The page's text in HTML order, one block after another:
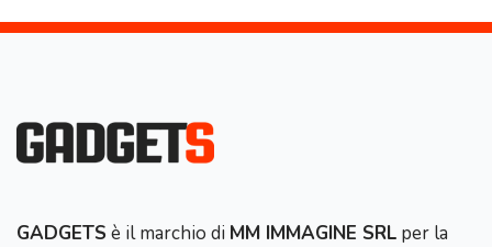
GADGETS è il marchio di MM IMMAGINE SRL per la